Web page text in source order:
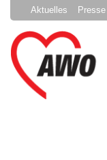
Aktuelles Presse